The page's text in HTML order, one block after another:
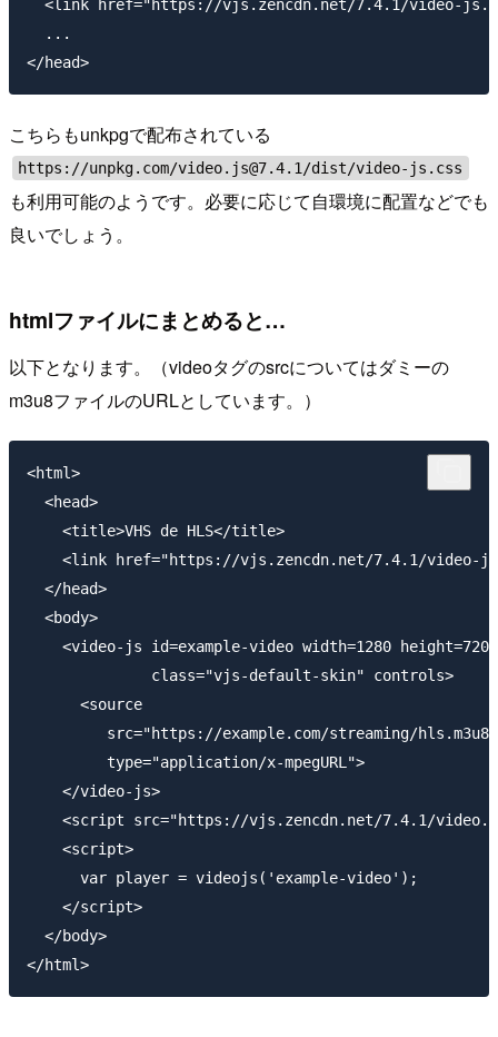
<link href="https://vjs.zencdn.net/7.4.1/video-
  ...
こちらもunkpgで配布されている
https://unpkg.com/video.js@7.4.1/dist/video-js.css
も利用可能のようです。必要に応じて自環境に配置などでも
良いでしょう。
htmlファイルにまとめると…
以下となります。（videoタグのsrcについてはダミーの
m3u8ファイルのURLとしています。）
<html>
  <head>
    <title>VHS de HLS</title>
<link href="https://vjs.zencdn.net/7.4.1/video-
  </head>
  <body>
    <video-js id=example-video width=1280 height=720
              class="vjs-default-skin" controls>
      <source
         src="https://example.com/streaming/hls.m3u8"
         type="application/x-mpegURL">
    </video-js>
<script src="https://vjs.zencdn.net/7.4.1/
    <script>
      var player = videojs('example-video');
    </script>
  </body>